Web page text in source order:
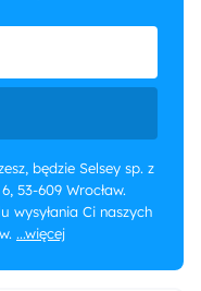
będzie Selsey sp. z
53-609 Wrocław.
wysyłania Ci naszych
...więcej